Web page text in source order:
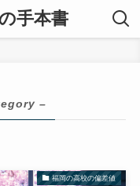
手本書
–
福岡の高校の偏差値